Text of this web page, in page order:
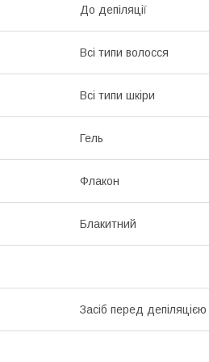
До депіляції
Всі типи волосся
Всі типи шкіри
Гель
Флакон
Блакитний
Засіб перед депіляцією